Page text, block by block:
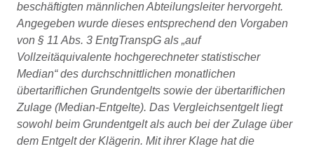
beschäftigten männlichen Abteilungsleiter hervorgeht.
Angegeben wurde dieses entsprechend den Vorgaben
von § 11 Abs. 3 EntgTranspG als „auf
Vollzeitäquivalente hochgerechneter statistischer
Median“ des durchschnittlichen monatlichen
übertariflichen Grundentgelts sowie der übertariflichen
Zulage (Median-Entgelte). Das Vergleichsentgelt liegt
sowohl beim Grundentgelt als auch bei der Zulage über
dem Entgelt der Klägerin. Mit ihrer Klage hat die